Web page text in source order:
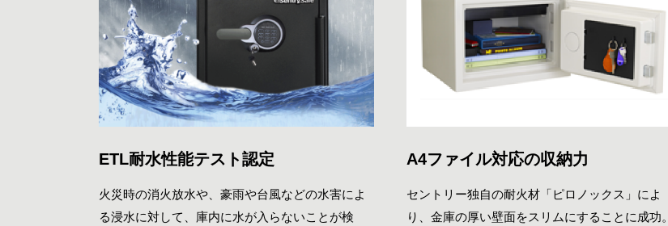
ETL耐水性能テスト認定
火災時の消火放水や、豪雨や台風などの水害によ
る浸水に対して、庫内に水が入らないことが検
A4ファイル対応の収納力
セントリー独自の耐火材「ピロノックス」によ
り、金庫の厚い壁面をスリムにすることに成功。